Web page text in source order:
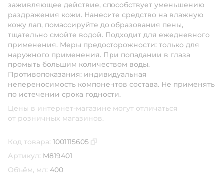
заживляющее действие, способствует уменьшению
раздражения кожи. Нанесите средство на влажную
кожу лап, помассируйте до образования пены,
тщательно смойте водой. Подходит для ежедневного
применения. Меры предосторожности: только для
наружного применения. При попадании в глаза
промыть большим количеством воды.
Противопоказания: индивидуальная
непереносимость компонентов состава. Не применять
по истечении срока годности.
Цены в интернет-магазине могут отличаться
от розничных магазинов.
Код товара: 1001115605
Артикул: M819401
Объём, мл: 400